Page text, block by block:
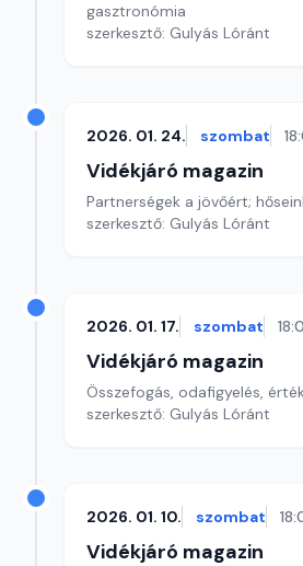
gasztronómia
szerkesztő: Gulyás Lóránt
2026. 01. 24. szombat
Vidékjáró magazin
Partnerségek a jövőért;
szerkesztő: Gulyás Lóránt
2026. 01. 17. szombat
Vidékjáró magazin
Összefogás, odafigyelés,
szerkesztő: Gulyás Lóránt
2026. 01. 10. szombat
Vidékjáró magazin